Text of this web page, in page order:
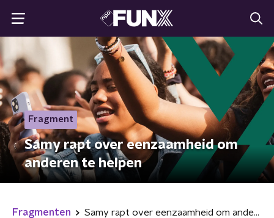
Fragment
Samy rapt over eenzaamheid om
anderen te helpen
Fragmenten Samy rapt over eenzaamheid om anderen te helpen